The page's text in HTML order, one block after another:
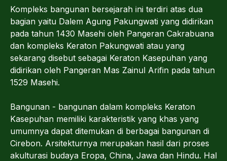
Kompleks bangunan bersejarah ini terdiri atas dua
bagian yaitu Dalem Agung Pakungwati yang didirikan
pada tahun 1430 Masehi oleh Pangeran Cakrabuana
dan kompleks Keraton Pakungwati atau yang
sekarang disebut sebagai Keraton Kasepuhan yang
didirikan oleh Pangeran Mas Zainul Arifin pada tahun
1529 Masehi.
Bangunan - bangunan dalam kompleks Keraton
Kasepuhan memiliki karakteristik yang khas yang
umumnya dapat ditemukan di berbagai bangunan di
Cirebon. Arsitekturnya merupakan hasil dari proses
akulturasi budaya Eropa, China, Jawa dan Hindu. Hal